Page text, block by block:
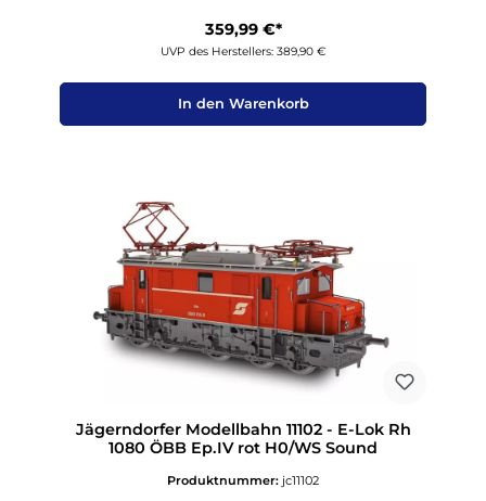
359,99 €*
UVP des Herstellers: 389,90 €
In den Warenkorb
Jägerndorfer Modellbahn 11102 - E-Lok Rh
1080 ÖBB Ep.IV rot H0/WS Sound
Produktnummer: jc11102